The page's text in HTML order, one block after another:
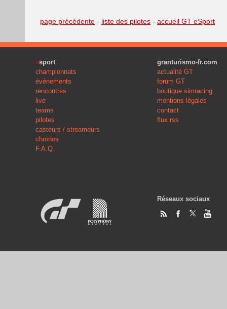
page précédente - liste des pilotes - accueil GT eSport
esport
championnats
évènements
rencontres
live
teams
pilotes
casteurs / streameurs
chronos
F.A.Q.
granturismo-fr.com
actualité GT
forum GT
boutique simracing
mentions légales
contact
flux rss
Réseaux sociaux